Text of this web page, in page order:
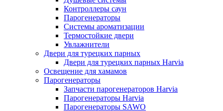
Контроллеры саун
Парогенераторы
Системы ароматизации
Термостойкие двери
Увлажнители
Двери для турецких парных
Двери для турецких парных Harvia
Освещение для хамамов
Парогенераторы
Запчасти парогенераторов Harvia
Парогенераторы Harvia
Парогенераторы SAWO